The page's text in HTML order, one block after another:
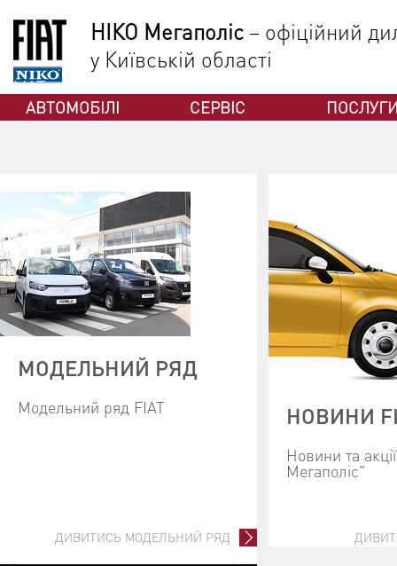
НІКО Мегаполіс – офіційний
у Київській області
АВТОМОБІЛІ СЕРВІС
ФІАТ
МОДЕЛЬНИЙ РЯД
Модельний ряд FIAT
ДИВИТИСЬ МОДЕЛЬНИЙ РЯД
НОВИНИ
Новини та
Мегаполіс"